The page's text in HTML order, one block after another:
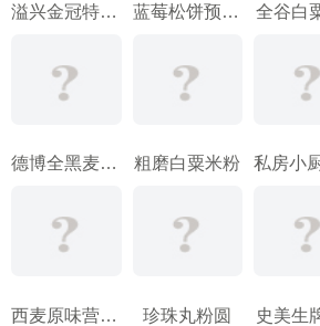
溢兴金冠特选通心粉 蓝莓松饼预拌粉 全谷白
德博全黑麦面包 粗磨白粟米粉
西麦原味营养麦片 珍珠丸粉圆 史美生